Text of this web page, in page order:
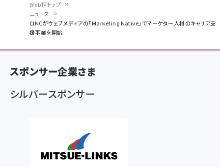
く
ず
Web担トップ
ニュース
CINCがウェブメディアの「Marketing Native」でマーケター人材のキャリア支
援事業を開始
スポンサー企業さま
シルバースポンサー